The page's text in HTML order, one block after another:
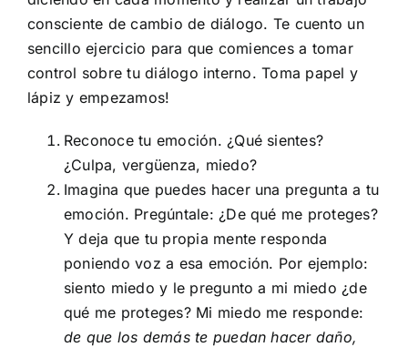
consciente de cambio de diálogo. Te cuento un
sencillo ejercicio para que comiences a tomar
control sobre tu diálogo interno. Toma papel y
lápiz y empezamos!
Reconoce tu emoción. ¿Qué sientes?
¿Culpa, vergüenza, miedo?
Imagina que puedes hacer una pregunta a tu
emoción. Pregúntale: ¿De qué me proteges?
Y deja que tu propia mente responda
poniendo voz a esa emoción. Por ejemplo:
siento miedo y le pregunto a mi miedo ¿de
qué me proteges? Mi miedo me responde:
de que los demás te puedan hacer daño,